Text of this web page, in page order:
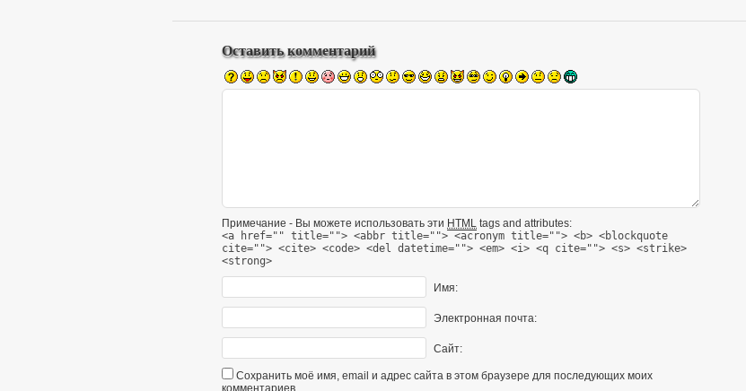
Оставить комментарий
Примечание - Вы можете использовать эти HTML tags and attributes:
<a href="" title=""> <abbr title=""> <acronym title=""> <b> <blockquote
cite=""> <cite> <code> <del datetime=""> <em> <i> <q cite=""> <s> <strike>
<strong>
Имя:
Электронная почта:
Сайт:
Сохранить моё имя, email и адрес сайта в этом браузере для последующих моих
комментариев.